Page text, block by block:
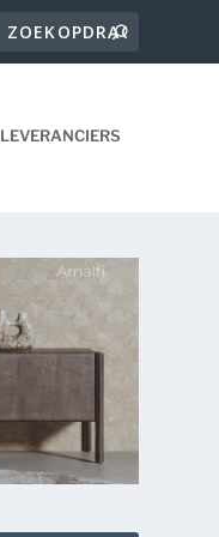
LEVERANCIERS